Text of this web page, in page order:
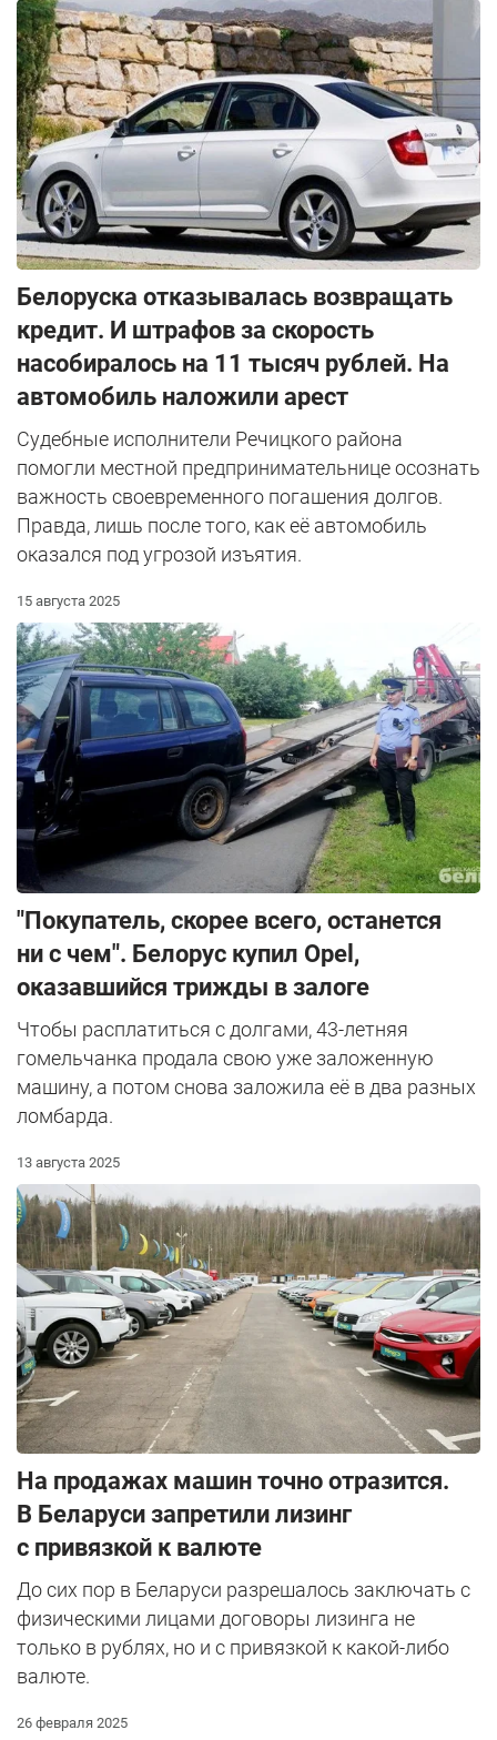
Белоруска отказывалась возвращать
кредит. И штрафов за скорость
насобиралось на 11 тысяч рублей. На
автомобиль наложили арест
Судебные исполнители Речицкого района
помогли местной предпринимательнице осознать
важность своевременного погашения долгов.
Правда, лишь после того, как её автомобиль
оказался под угрозой изъятия.
15 августа 2025
"Покупатель, скорее всего, останется
ни с чем". Белорус купил Opel,
оказавшийся трижды в залоге
Чтобы расплатиться с долгами, 43-летняя
гомельчанка продала свою уже заложенную
машину, а потом снова заложила её в два разных
ломбарда.
13 августа 2025
На продажах машин точно отразится.
В Беларуси запретили лизинг
c привязкой к валюте
До сих пор в Беларуси разрешалось заключать с
физическими лицами договоры лизинга не
только в рублях, но и с привязкой к какой-либо
валюте.
26 февраля 2025